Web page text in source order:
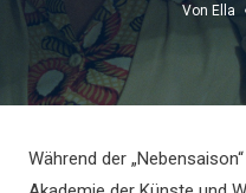
Von Ella
Während der